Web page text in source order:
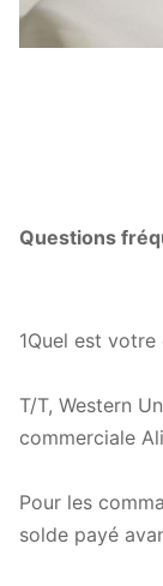
Questions
1Quel est
T/T, Western
commerciale
Pour les
solde payé